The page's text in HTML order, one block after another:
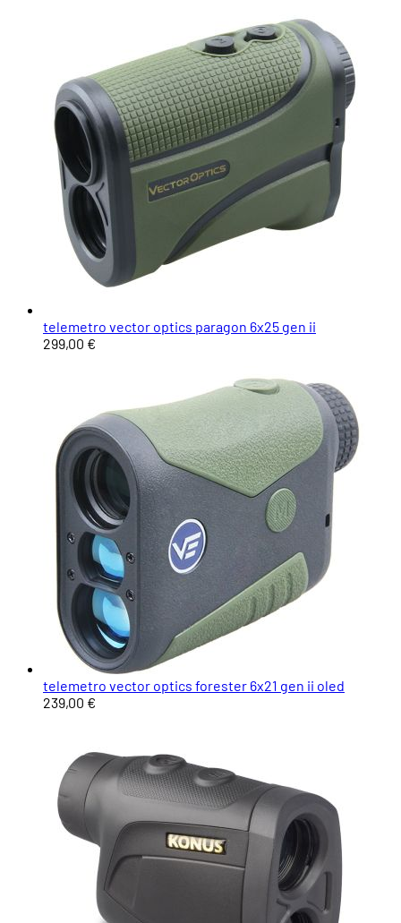
telemetro vector optics paragon 6x25 gen ii
299,00 €
telemetro vector optics forester 6x21 gen ii oled
239,00 €